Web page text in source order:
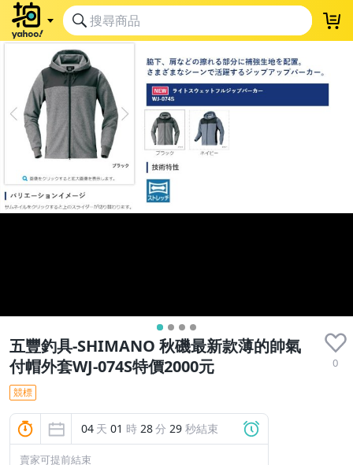
五豐釣具-SHIMANO 秋磯最新款薄的帥氣
付帽外套WJ-074S特價2000元
0
競標
04 天 01 時 28分 28 秒結束
賣家可提前結束